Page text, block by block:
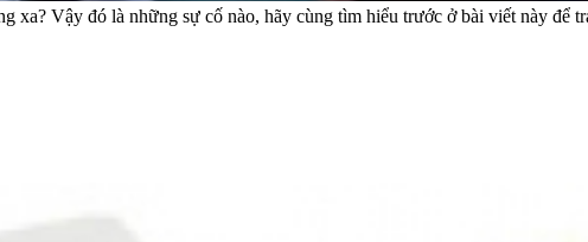
xa? Vậy đó là những sự cố nào, hãy cùng tìm hiểu trước ở bài viết này để